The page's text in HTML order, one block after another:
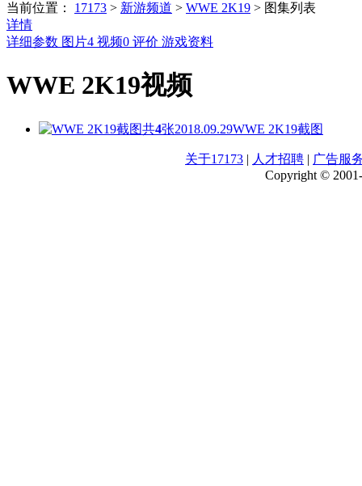
当前位置： 17173 > 新游频道 > WWE 2K19 > 图集列表
详情
详细参数 图片4 视频0 评价 游戏资料
WWE 2K19视频
共4张2018.09.29WWE 2K19截图
关于17173 | 人才招聘 | 广告服
Copyright ©